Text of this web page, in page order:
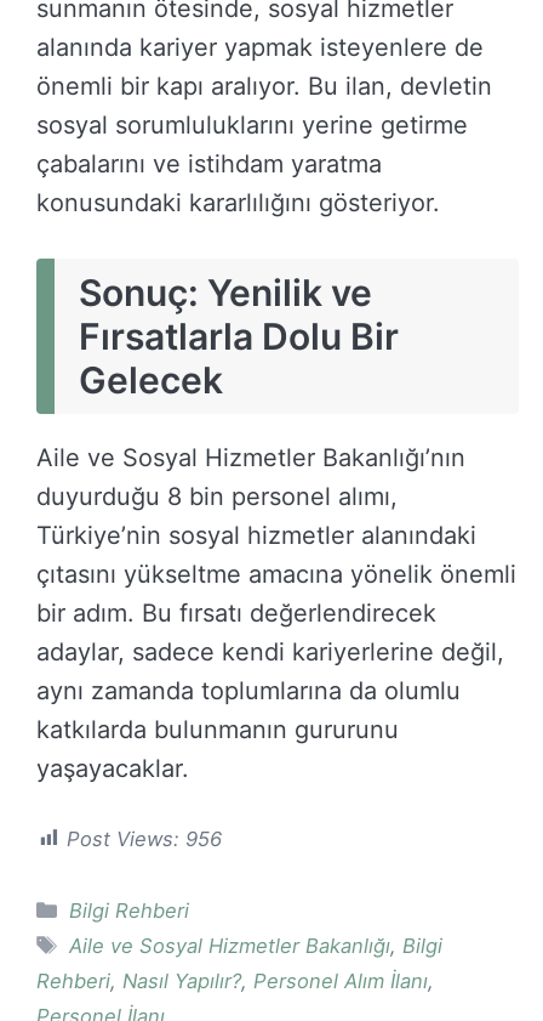
sunmanın ötesinde, sosyal hizmetler
alanında kariyer yapmak isteyenlere de
önemli bir kapı aralıyor. Bu ilan, devletin
sosyal sorumluluklarını yerine getirme
çabalarını ve istihdam yaratma
konusundaki kararlılığını gösteriyor.
Sonuç: Yenilik ve
Fırsatlarla Dolu Bir
Gelecek
Aile ve Sosyal Hizmetler Bakanlığı’nın
duyurduğu 8 bin personel alımı,
Türkiye’nin sosyal hizmetler alanındaki
çıtasını yükseltme amacına yönelik önemli
bir adım. Bu fırsatı değerlendirecek
adaylar, sadece kendi kariyerlerine değil,
aynı zamanda toplumlarına da olumlu
katkılarda bulunmanın gururunu
yaşayacaklar.
Post Views: 956
Kategoriler
Bilgi Rehberi
Etiketler
Aile ve Sosyal Hizmetler Bakanlığı, Bilgi
Rehberi, Nasıl Yapılır?, Personel Alım İlanı,
Personel İlanı